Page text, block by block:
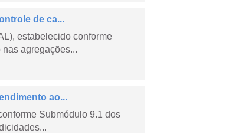
de ca...
estabelecido conforme
agregações...
ao...
Submódulo 9.1 dos